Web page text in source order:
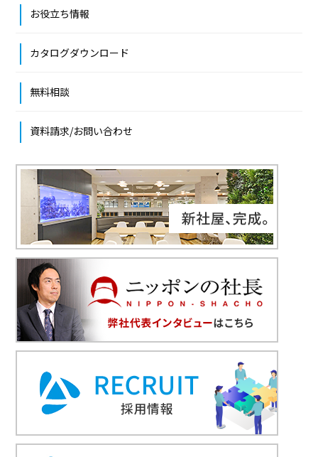
お役立ち情報
カタログダウンロード
無料相談
資料請求/お問い合わせ